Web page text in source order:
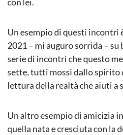
Un esempio di questi incontri
2021 – mi auguro sorrida –
serie di incontri che questo
sette, tutti mossi dallo spirito
lettura della realtà che aiuti a
Un altro esempio di amicizia
quella nata e cresciuta con la